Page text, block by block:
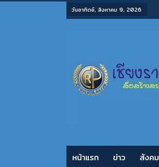
วันอาทิตย์, สิงหาคม 9, 2026
หน้าแรก ข่าว สังคม